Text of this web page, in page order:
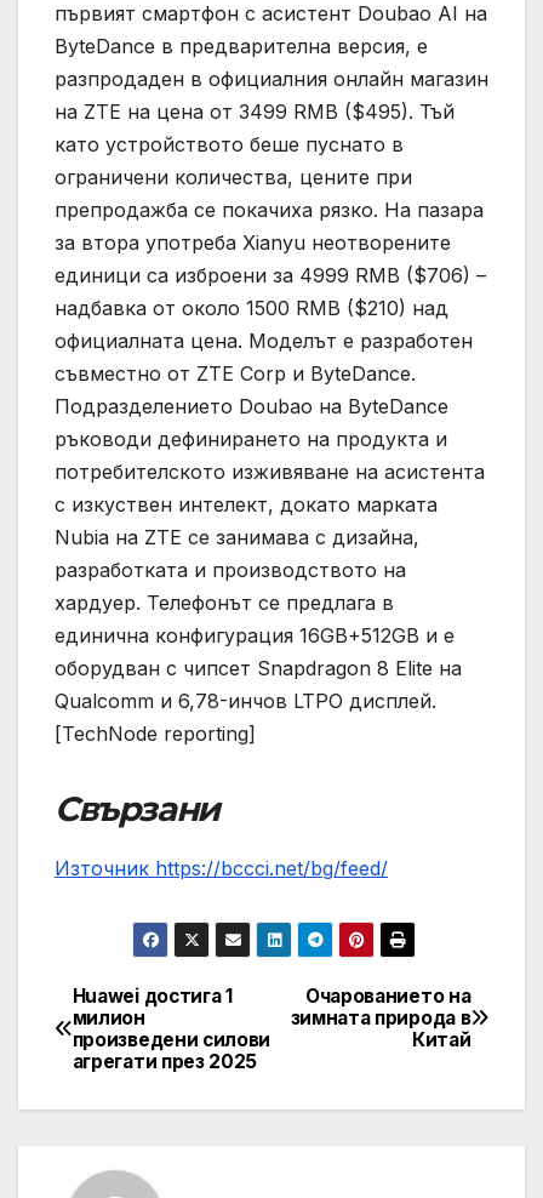
първият смартфон с асистент Doubao AI на
ByteDance в предварителна версия, е
разпродаден в официалния онлайн магазин
на ZTE на цена от 3499 RMB ($495). Тъй
като устройството беше пуснато в
ограничени количества, цените при
препродажба се покачиха рязко. На пазара
за втора употреба Xianyu неотворените
единици са изброени за 4999 RMB ($706) –
надбавка от около 1500 RMB ($210) над
официалната цена. Моделът е разработен
съвместно от ZTE Corp и ByteDance.
Подразделението Doubao на ByteDance
ръководи дефинирането на продукта и
потребителското изживяване на асистента
с изкуствен интелект, докато марката
Nubia на ZTE се занимава с дизайна,
разработката и производството на
хардуер. Телефонът се предлага в
единична конфигурация 16GB+512GB и е
оборудван с чипсет Snapdragon 8 Elite на
Qualcomm и 6,78-инчов LTPO дисплей.
[TechNode reporting]
Свързани
Източник https://bccci.net/bg/feed/
Post
navigation
Очарованието на
зимната природа в
Китай
Huawei достига 1
милион
произведени силови
агрегати през 2025